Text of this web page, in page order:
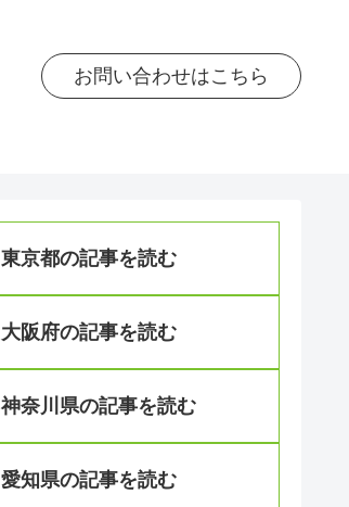
お問い合わせはこちら
東京都の記事を読む
大阪府の記事を読む
神奈川県の記事を読む
愛知県の記事を読む